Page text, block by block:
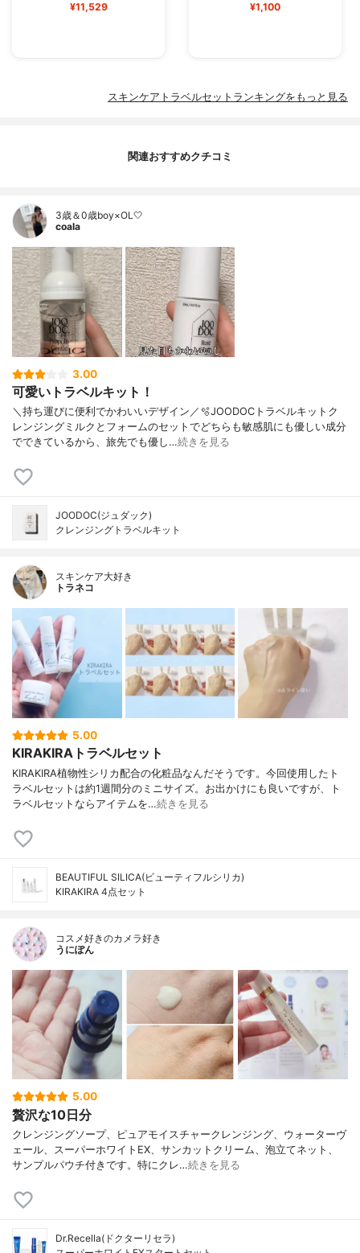
¥11,529 ¥1,100
スキンケアトラベルセットランキングをもっと見る
関連おすすめクチコミ
3歳＆0歳boy×OL🤍
coala
3.00
可愛いトラベルキット！
＼持ち運びに便利でかわいいデザイン／🫧JOODOCトラベルキットク
レンジングミルクとフォームのセットでどちらも敏感肌にも優しい成分
でできているから、旅先でも優し…続きを見る
JOODOC(ジュダック)
クレンジングトラベルキット
スキンケア大好き
トラネコ
5.00
KIRAKIRAトラベルセット
KIRAKIRA植物性シリカ配合の化粧品なんだそうです。今回使用したト
ラベルセットは約1週間分のミニサイズ。お出かけにも良いですが、ト
ラベルセットならアイテムを…続きを見る
BEAUTIFUL SILICA(ビューティフルシリカ)
KIRAKIRA 4点セット
コスメ好きのカメラ好き
うにぽん
5.00
贅沢な10日分
クレンジングソープ、ピュアモイスチャークレンジング、ウォーターヴ
ェール、スーパーホワイトEX、サンカットクリーム、泡立てネット、
サンプルパウチ付きです。特にクレ…続きを見る
Dr.Recella(ドクターリセラ)